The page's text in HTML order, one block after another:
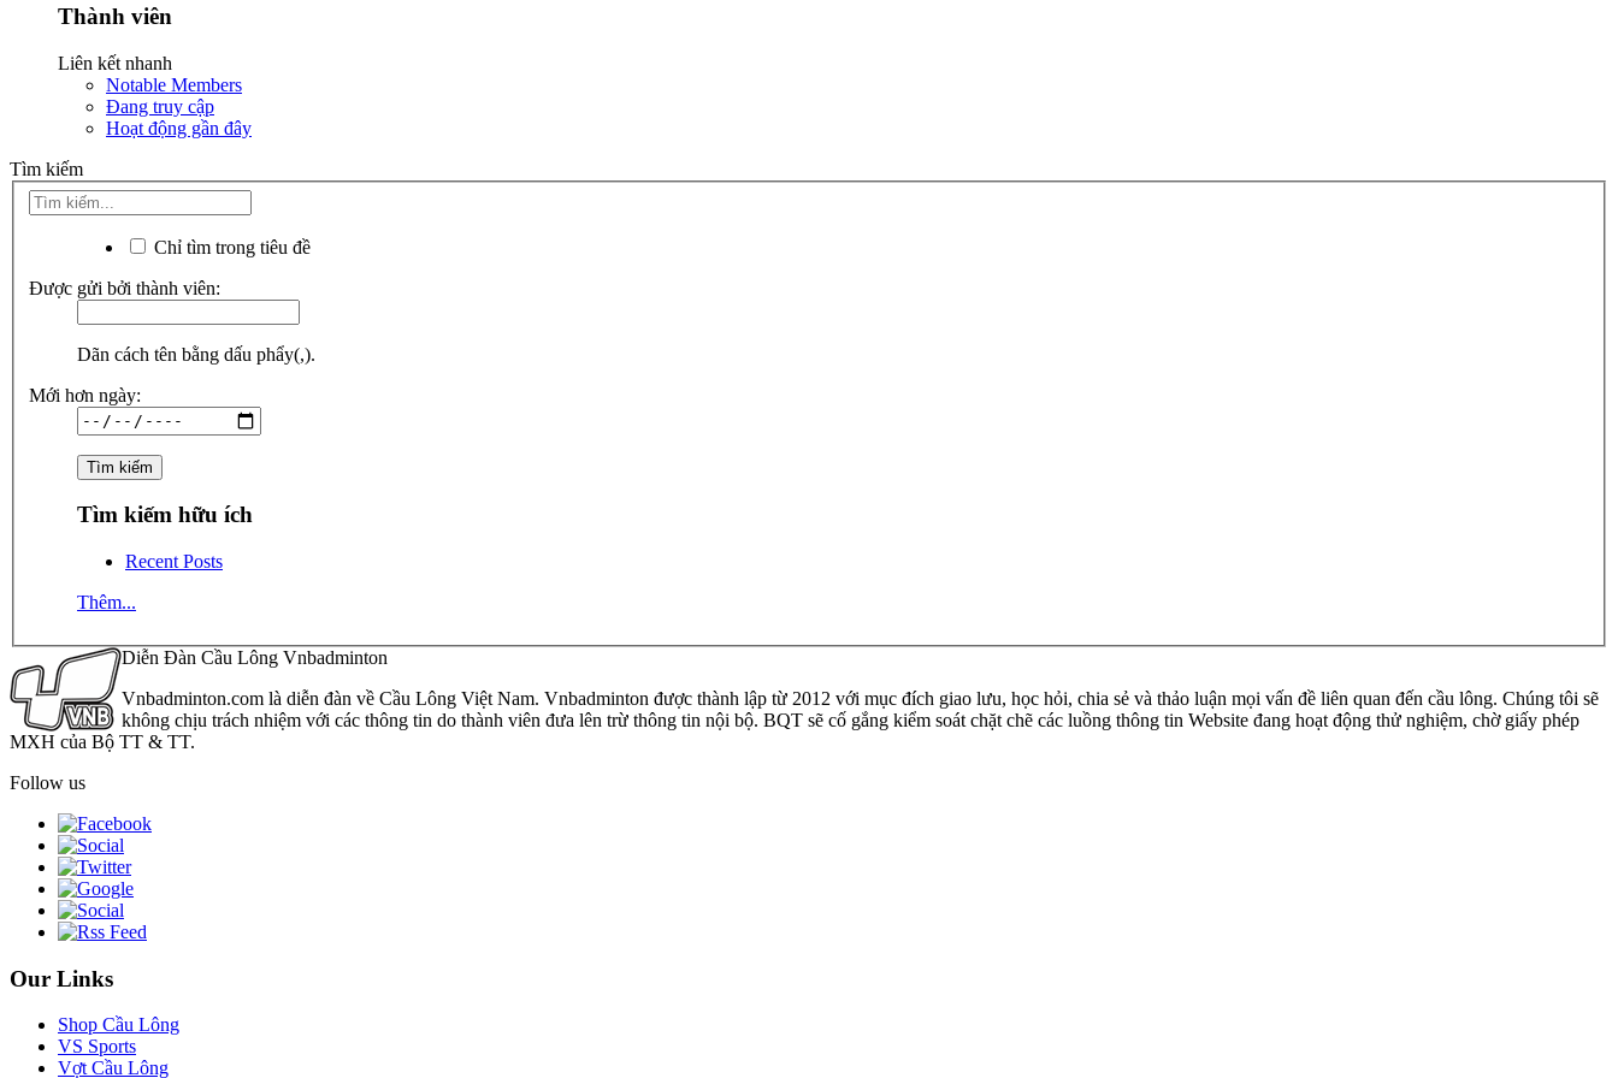
Thành viên
Liên kết nhanh
Notable Members
Đang truy cập
Hoạt động gần đây
Tìm kiếm
Chỉ tìm trong tiêu đề
Được gửi bởi thành viên:
Dãn cách tên bằng dấu phẩy(,).
Mới hơn ngày:
Tìm kiếm hữu ích
Recent Posts
Thêm...
Diễn Đàn Cầu Lông Vnbadminton
Vnbadminton.com là diễn đàn về Cầu Lông Việt Nam. Vnbadminton được thành lập từ 2012 với mục đích giao lưu, học hỏi, chia sẻ và thảo luận mọi vấn đề liên quan đến cầu lông. Chúng tôi sẽ
không chịu trách nhiệm với các thông tin do thành viên đưa lên trừ thông tin nội bộ. BQT sẽ cố gắng kiểm soát chặt chẽ các luồng thông tin Website đang hoạt động thử nghiệm, chờ giấy phép
MXH của Bộ TT & TT.
Follow us
Our Links
Shop Cầu Lông
VS Sports
Vợt Cầu Lông